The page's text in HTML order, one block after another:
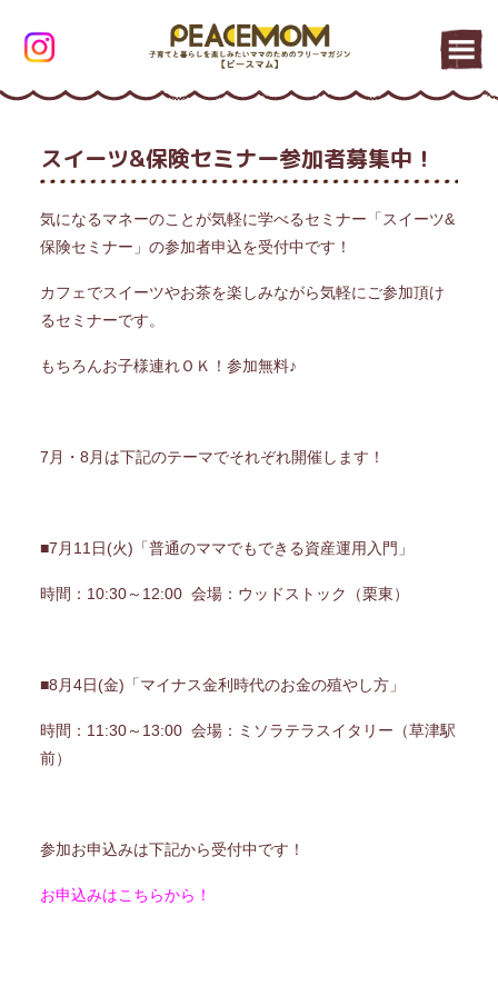
スイーツ&保険セミナー参加者募集中！
気になるマネーのことが気軽に学べるセミナー「スイーツ&
保険セミナー」の参加者申込を受付中です！
カフェでスイーツやお茶を楽しみながら気軽にご参加頂け
るセミナーです。
もちろんお子様連れＯＫ！参加無料♪
7月・8月は下記のテーマでそれぞれ開催します！
■7月11日(火)「普通のママでもできる資産運用入門」
時間：10:30～12:00 会場：ウッドストック（栗東）
■8月4日(金)「マイナス金利時代のお金の殖やし方」
時間：11:30～13:00 会場：ミソラテラスイタリー（草津駅
前）
参加お申込みは下記から受付中です！
お申込みはこちらから！